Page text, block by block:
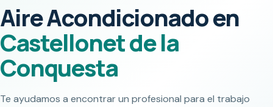
Aire Acondicionado en
Castellonet de la
Conquesta
Te ayudamos a encontrar un profesional para el trabajo